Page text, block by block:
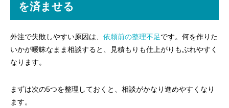
を済ませる
外注で失敗しやすい原因は、 依頼前の整理不足です。何を作りた
いかが曖昧なまま相談すると、見積もりも仕上がりもぶれやすく
なります。
まずは次の5つを整理しておくと、相談がかなり進めやすくなり
ます。